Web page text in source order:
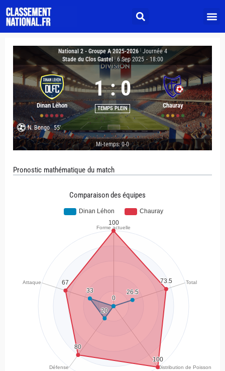
National 2 - Groupe A 2025-2026
Journée 4
Stade du Clos Gastel
6 Sep 2025 - 18:00
Dinan Léhon
1 : 0
TEMPS PLEIN Chauray
N. Bongo 55'
Mi-temps: 0-0
Pronostic mathématique du match
Comparaison des équipes